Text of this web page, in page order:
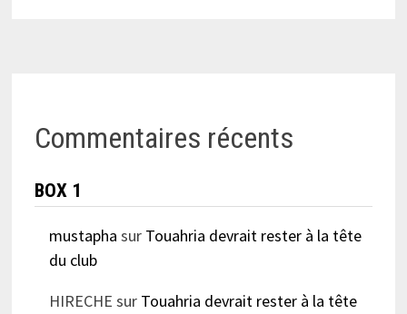
Commentaires récents
BOX 1
mustapha sur Touahria devrait rester à la tête
du club
HIRECHE sur Touahria devrait rester à la tête